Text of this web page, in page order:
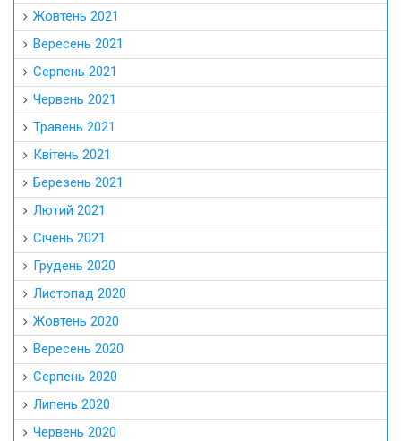
Жовтень 2021
Вересень 2021
Серпень 2021
Червень 2021
Травень 2021
Квітень 2021
Березень 2021
Лютий 2021
Січень 2021
Грудень 2020
Листопад 2020
Жовтень 2020
Вересень 2020
Серпень 2020
Липень 2020
Червень 2020